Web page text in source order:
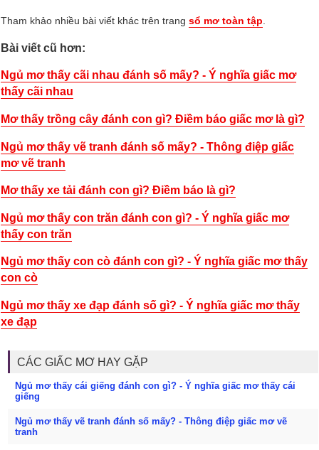
Tham khảo nhiều bài viết khác trên trang sổ mơ toàn tập
Bài viết cũ hơn:
Ngủ mơ thấy cãi nhau đánh số mấy? - Ý nghĩa giấc mơ
thấy cãi nhau
Mơ thấy trồng cây đánh con gì? Điềm báo giấc mơ là gì?
Ngủ mơ thấy vẽ tranh đánh số mấy? - Thông điệp giấc
mơ vẽ tranh
Mơ thấy xe tải đánh con gì? Điềm báo là gì?
Ngủ mơ thấy con trăn đánh con gì? - Ý nghĩa giấc mơ
thấy con trăn
Ngủ mơ thấy con cò đánh con gì? - Ý nghĩa giấc mơ thấy
con cò
Ngủ mơ thấy xe đạp đánh số gì? - Ý nghĩa giấc mơ thấy
xe đạp
CÁC GIẤC MƠ HAY GẶP
Ngủ mơ thấy cái giếng đánh con gì? - Ý nghĩa giấc mơ thấy cái
giếng
Ngủ mơ thấy vẽ tranh đánh số mấy? - Thông điệp giấc mơ vẽ
tranh